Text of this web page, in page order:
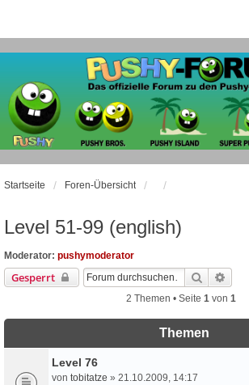
Startseite Foren-Übersicht
Level 51-99 (english)
Moderator: pushymoderator
Gesperrt Suche
2 Themen • Seite 1 von 1
Themen
Level 76
von tobitatze » 21.10.2009, 14:17